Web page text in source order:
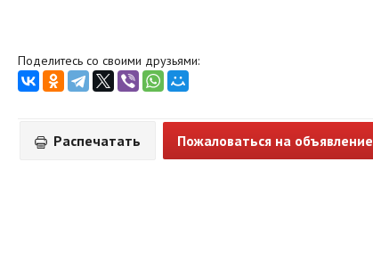
Поделитесь со своими друзьями:
Распечатать Пожаловаться на объявление